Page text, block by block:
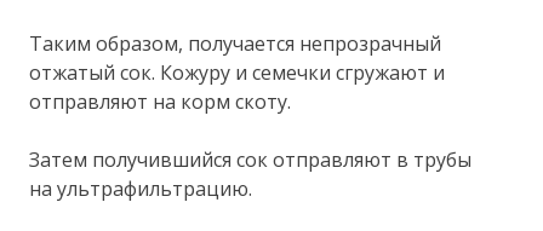
Таким образом, получается непрозрачный
отжатый сок. Кожуру и семечки сгружают и
отправляют на корм скоту.
Затем получившийся сок отправляют в трубы
на ультрафильтрацию.